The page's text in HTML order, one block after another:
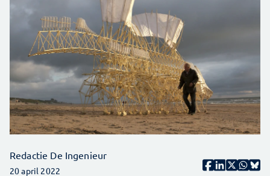
Redactie De Ingenieur
20 april 2022